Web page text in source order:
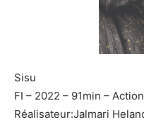
Sisu
FI – 2022 – 91min – Action
Réalisateur:Jalmari